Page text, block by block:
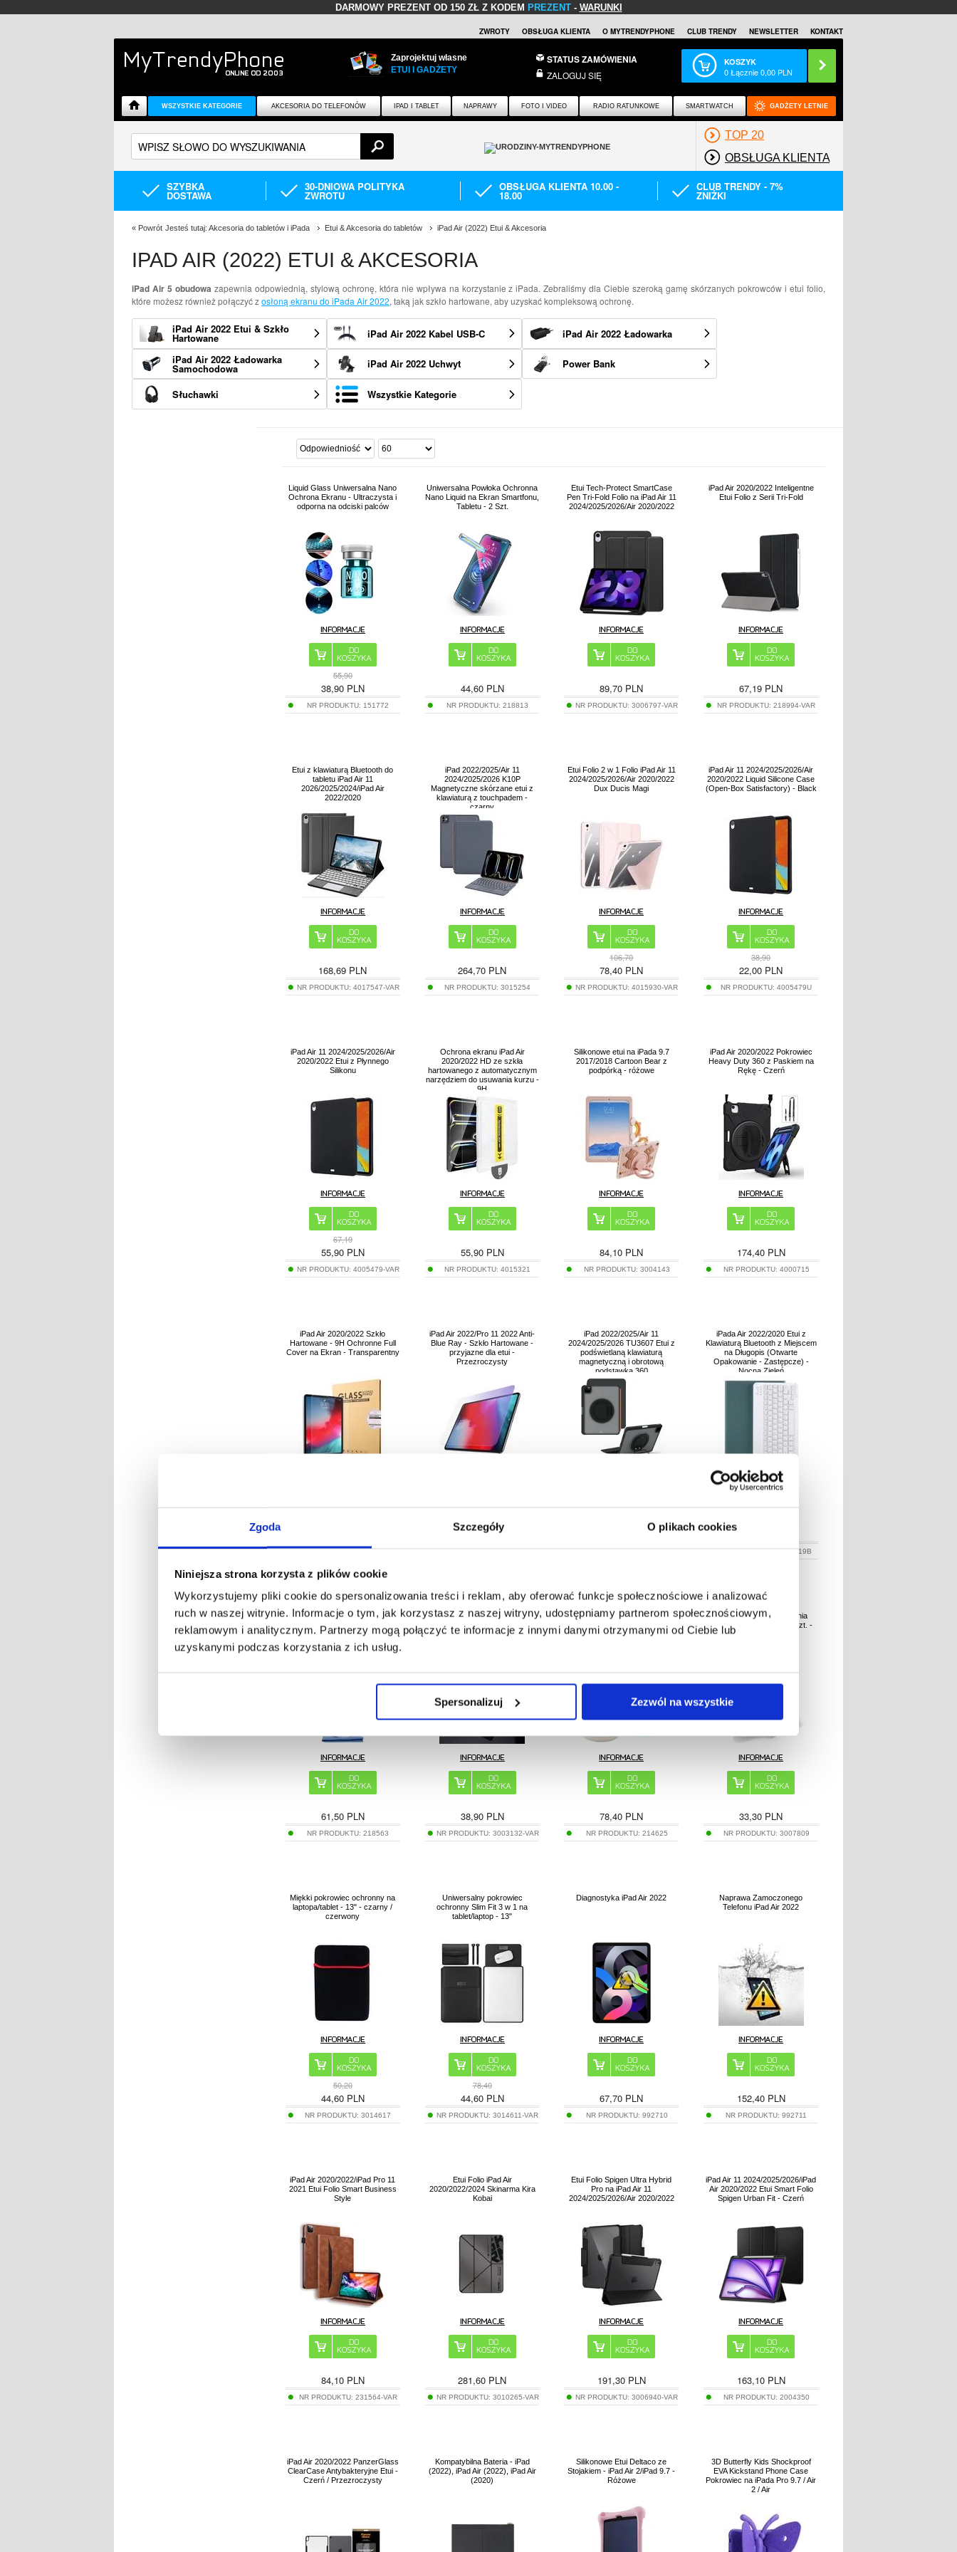
Zgoda Szczegóły O plikach cookies
Niniejsza strona korzysta z plików cookie
Wykorzystujemy pliki cookie do spersonalizowania treści i reklam, aby oferować funkcje społecznościowe i analizować
ruch w naszej witrynie. Informacje o tym, jak korzystasz z naszej witryny, udostępniamy partnerom społecznościowym,
reklamowym i analitycznym. Partnerzy mogą połączyć te informacje z innymi danymi otrzymanymi od Ciebie lub
uzyskanymi podczas korzystania z ich usług.
Spersonalizuj Zezwól na wszystkie
DARMOWY PREZENT OD 150 ZŁ Z KODEM PREZENT- WARUNKI
ZWROTY OBSŁUGA KLIENTA O MYTRENDYPHONE CLUB TRENDY NEWSLETTER KONTAKT
Zaprojektuj własne
ETUI I GADŻETY
STATUS ZAMÓWIENIA
ZALOGUJ SIĘ
KOSZYK
0Łącznie0,00 PLN
WSZYSTKIE KATEGORIE AKCESORIA DO TELEFONÓW IPAD I TABLET NAPRAWY FOTO I VIDEO RADIO RATUNKOWE SMARTWATCH GADŻETY LETNIE
TOP 20
OBSŁUGA KLIENTA
SZYBKA
DOSTAWA
30-DNIOWA POLITYKA
ZWROTU
OBSŁUGA KLIENTA 10.00 -
18.00
CLUB TRENDY - 7%
ZNIŻKI
« Powrót Jesteś tutaj: Akcesoria do tabletów i iPada Etui & Akcesoria do tabletów iPad Air (2022) Etui & Akcesoria
IPAD AIR (2022) ETUI & AKCESORIA
iPad Air 5 obudowa zapewnia odpowiednią, stylową ochronę, która nie wpływa na korzystanie z iPada. Zebraliśmy dla Ciebie szeroką gamę skórzanych pokrowców i etui folio,
które możesz również połączyć zosłoną ekranu do iPada Air 2022, taką jak szkło hartowane, aby uzyskać kompleksową ochronę.
iPad Air 2022 Etui & Szkło
Hartowane iPad Air 2022 Kabel USB-C
iPad Air 2022 Ładowarka
iPad Air 2022 Ładowarka
Samochodowa iPad Air 2022 Uchwyt Power Bank
Słuchawki Wszystkie Kategorie
Liquid Glass Uniwersalna Nano
Ochrona Ekranu - Ultraczysta i
odporna na odciski palców
55,90
38,90PLN
NR PRODUKTU: 151772
Uniwersalna Powłoka Ochronna
Nano Liquid na Ekran Smartfonu,
Tabletu - 2 Szt.
44,60PLN
NR PRODUKTU:218813
Etui Tech-Protect SmartCase
Pen Tri-Fold Folio na iPad Air 11
2024/2025/2026/Air 2020/2022
89,70 PLN
NR PRODUKTU:3006797-VAR
iPad Air 2020/2022 Inteligentne
Etui Folio z Serii Tri-Fold
67,19 PLN
NR PRODUKTU:218994-VAR
Etui z klawiaturą Bluetooth do
tabletu iPad Air 11
2026/2025/2024/iPad Air
2022/2020
168,69 PLN
NR PRODUKTU: 4017547-VAR
iPad 2022/2025/Air 11
2024/2025/2026 K10P
Magnetyczne skórzane etui z
klawiaturą z touchpadem -
czarny
264,70 PLN
NR PRODUKTU:3015254
Etui Folio 2 w 1 Folio iPad Air 11
2024/2025/2026/Air 2020/2022
Dux Ducis Magi
106,70
78,40 PLN
NR PRODUKTU:4015930-VAR
iPad Air 11 2024/2025/2026/Air
2020/2022 Liquid Silicone Case
(Open-Box Satisfactory) - Black
38,90
22,00 PLN
NR PRODUKTU:4005479U
iPad Air 11 2024/2025/2026/Air
2020/2022 Etui z Płynnego
Silikonu
67,19
55,90PLN
NR PRODUKTU: 4005479-VAR
Ochrona ekranu iPad Air
2020/2022 HD ze szkła
hartowanego z automatycznym
narzędziem do usuwania kurzu -
9H
55,90PLN
NR PRODUKTU:4015321
Silikonowe etui na iPada 9.7
2017/2018 Cartoon Bear z
podpórką - różowe
84,10 PLN
NR PRODUKTU: 3004143
iPad Air 2020/2022 Pokrowiec
Heavy Duty 360 z Paskiem na
Rękę - Czerń
174,40PLN
NR PRODUKTU: 4000715
iPad Air 2020/2022 Szkło
Hartowane - 9H Ochronne Full
Cover na Ekran - Transparentny
NR PRODUKTU:4002224
iPad Air 2022/Pro 11 2022 Anti-
Blue Ray - Szkło Hartowane -
przyjazne dla etui -
Przezroczysty
55,90PLN
iPad 2022/2025/Air 11
2024/2025/2026 TU3607 Etui z
podświetlaną klawiaturą
magnetyczną i obrotową
podstawką 360
iPada Air 2022/2020 Etui z
Klawiaturą Bluetooth z Miejscem
na Długopis (Otwarte
Opakowanie - Zastępcze) -
Nocna Zieleń
3002319B
Zestaw do Czyszczenia Ekranu
Qnect - Spray i Ściereczka z
Mikrowłókien
61,50PLN
NR PRODUKTU:218563
FA-007 Przenośny spray do
czyszczenia ekranów
dotykowych do telefonów
38,90PLN
NR PRODUKTU: 3003132-VAR
Nawilżone Ściereczki
Czyszczące Kontakt Chemie Do
Ekranu - 100 Szt.
78,40 PLN
NR PRODUKTU: 214625
Ściereczka do polerowania
ekranu Tech-Protect - 2 szt. -
33,30 PLN
NR PRODUKTU: 3007809
Miękki pokrowiec ochronny na
laptopa/tablet - 13" - czarny /
czerwony
50,20
44,60PLN
NR PRODUKTU:3014617
Uniwersalny pokrowiec
ochronny Slim Fit 3 w 1 na
tablet/laptop - 13"
78,40
44,60PLN
NR PRODUKTU:3014611-VAR
Diagnostyka iPad Air 2022
67,70 PLN
NR PRODUKTU: 992710
Naprawa Zamoczonego
Telefonu iPad Air 2022
152,40PLN
NR PRODUKTU:992711
iPad Air 2020/2022/iPad Pro 11
2021 Etui Folio Smart Business
Style
84,10PLN
NR PRODUKTU: 231564-VAR
Etui Folio iPad Air
2020/2022/2024 Skinarma Kira
Kobai
281,60 PLN
NR PRODUKTU: 3010265-VAR
Etui Folio Spigen Ultra Hybrid
Pro na iPad Air 11
2024/2025/2026/Air 2020/2022
191,30PLN
NR PRODUKTU:3006940-VAR
iPad Air 11 2024/2025/2026/iPad
Air 2020/2022 Etui Smart Folio
Spigen Urban Fit - Czerń
163,10PLN
NR PRODUKTU: 2004350
iPad Air 2020/2022 PanzerGlass
ClearCase Antybakteryjne Etui -
Czerń / Przezroczysty
Kompatybilna Bateria - iPad
(2022), iPad Air (2022), iPad Air
(2020)
Silikonowe Etui Deltaco ze
Stojakiem - iPad Air 2/iPad 9.7 -
Różowe
3D Butterfly Kids Shockproof
EVA Kickstand Phone Case
Pokrowiec na iPada Pro 9.7 / Air
2 / Air